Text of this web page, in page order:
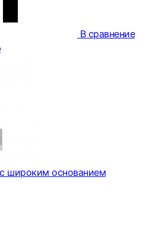
В сравнение
широким основанием